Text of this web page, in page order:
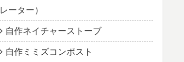
レーター）
自作ネイチャーストーブ
自作ミミズコンポスト